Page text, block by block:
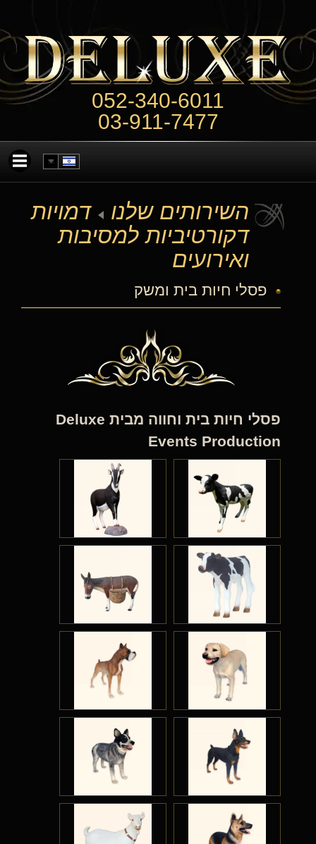
052-340-6011
03-911-7477
השירותים שלנו
דמויות
דקורטיביות למסיבות
ואירועים
פסלי חיות בית ומשק
פסלי חיות בית וחווה מבית Deluxe
Events Production